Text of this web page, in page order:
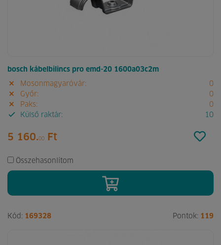
bosch kábelbilincs pro emd-20 1600a03c2m
Mosonmagyaróvár:
0
Győr:
0
Paks:
0
Külső raktár:
10
5 160.00 Ft
Összehasonlítom
Kód: 169328 Pontok: 119